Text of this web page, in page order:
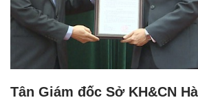
Tân Giám đốc Sở KH&CN